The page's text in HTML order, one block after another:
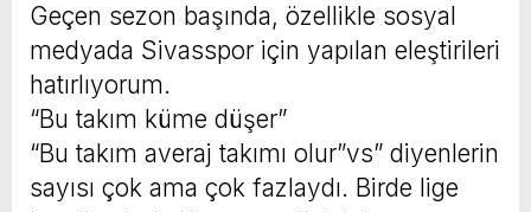
Geçen sezon başında, özellikle sosyal
medyada Sivasspor için yapılan eleştirileri
hatırlıyorum.
“Bu takım küme düşer”
“Bu takım averaj takımı olur”vs” diyenlerin
sayısı çok ama çok fazlaydı. Birde lige